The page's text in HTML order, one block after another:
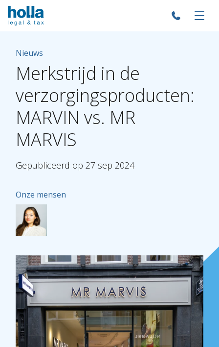
Nieuws
Merkstrijd in de
verzorgingsproducten:
MARVIN vs. MR
MARVIS
Gepubliceerd op 27 sep 2024
Onze mensen